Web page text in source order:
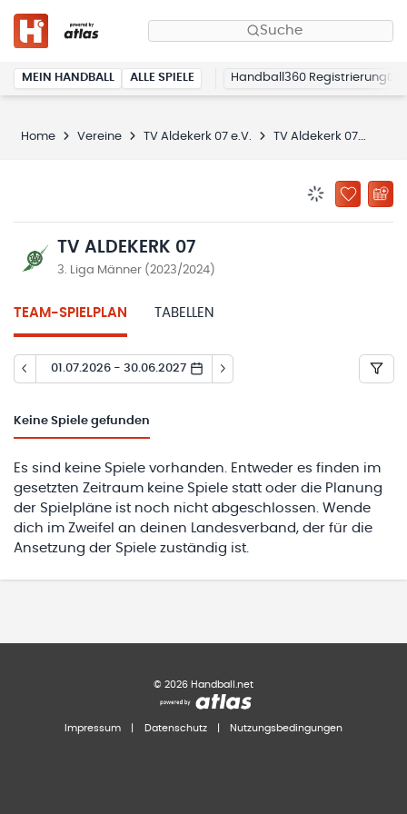
Suche
MEIN HANDBALL ALLE SPIELE Handball360 Registrierung
Home Vereine TV Aldekerk 07 e.V. TV Aldekerk 07
ZU
TV ALDEKERK 07
3. Liga Männer (2023/2024)
TEAM-SPIELPLAN TABELLEN
01.07.2026 - 30.06.2027
Keine Spiele gefunden
Es sind keine Spiele vorhanden. Entweder es finden im
gesetzten Zeitraum keine Spiele statt oder die Planung
der Spielpläne ist noch nicht abgeschlossen. Wende
dich im Zweifel an deinen Landesverband, der für die
Ansetzung der Spiele zuständig ist.
© 2026 Handball.net
Impressum Datenschutz Nutzungsbedingungen